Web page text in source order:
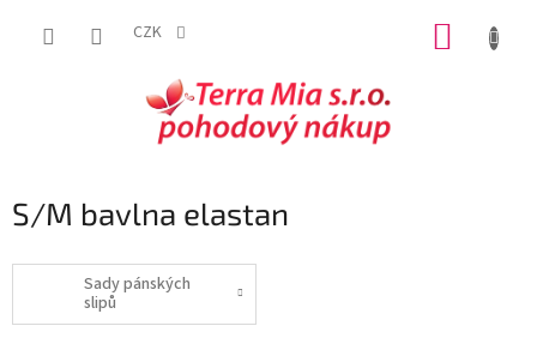
CZK
S/M bavlna elastan
Sady pánských
slipů